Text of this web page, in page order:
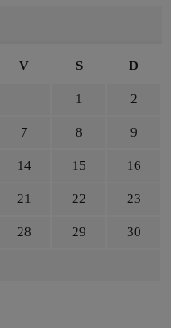
V S D
1 2
7 8 9
14 15 16
21 22 23
28 29 30